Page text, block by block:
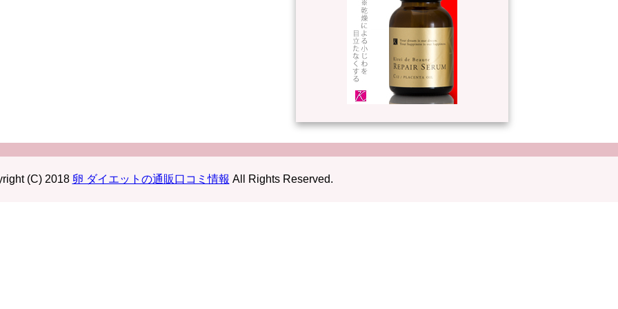
(C) 2018 卵 ダイエットの通販口コミ情報 All Rights Reserved.